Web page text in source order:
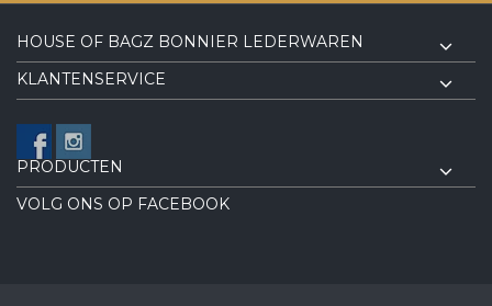
HOUSE OF BAGZ BONNIER LEDERWAREN
KLANTENSERVICE
PRODUCTEN
VOLG ONS OP FACEBOOK